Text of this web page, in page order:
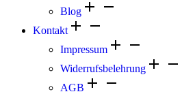
Blog
Kontakt
Impressum
Widerrufsbelehrung
AGB